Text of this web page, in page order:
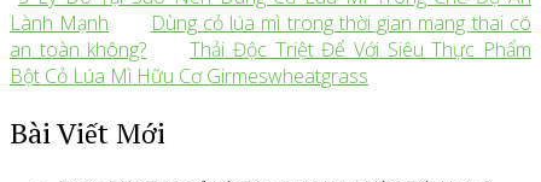
Lành Mạnh
Dùng cỏ lúa mì trong thời gian mang thai có
an toàn không?
Thải Độc Triệt Để Với Siêu Thực Phẩm
Bột Cỏ Lúa Mì Hữu Cơ Girmeswheatgrass
Bài Viết Mới